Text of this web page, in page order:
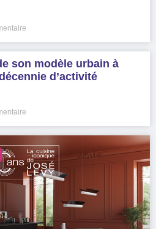
son modèle urbain à
d’activité